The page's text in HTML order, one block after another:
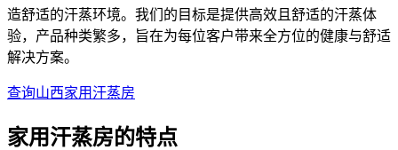
造舒适的汗蒸环境。我们的目标是提供高效且舒适的汗蒸体
验，产品种类繁多，旨在为每位客户带来全方位的健康与舒适
解决方案。
查询山西家用汗蒸房
家用汗蒸房的特点